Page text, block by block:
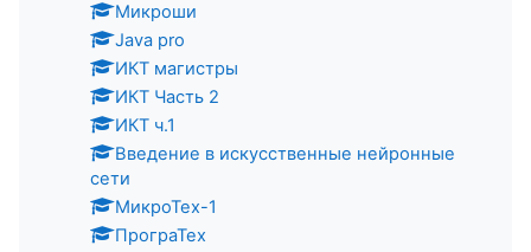
Микроши
Java pro
ИКТ магистры
ИКТ Часть 2
ИКТ ч.1
Введение в искусственные нейронные
сети
МикроТех-1
ПрограТех